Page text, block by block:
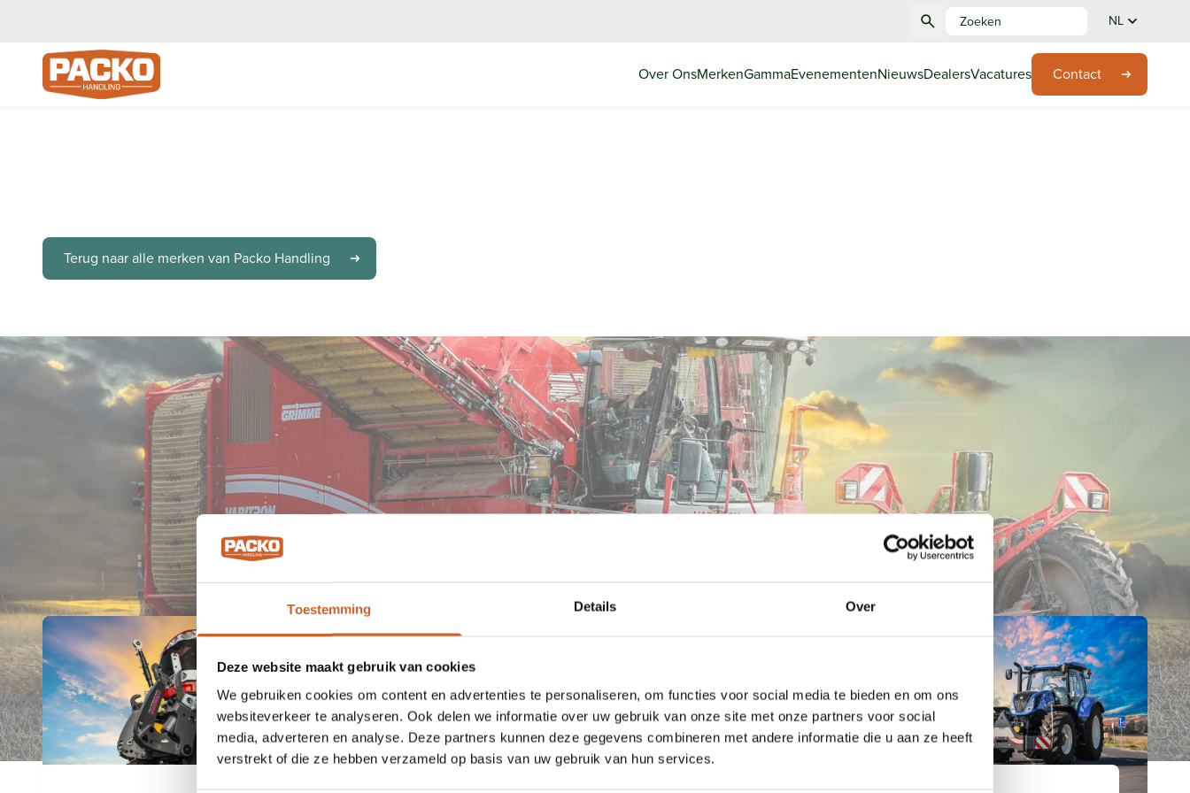
Toestemming Details Over
Deze website maakt gebruik van cookies
We gebruiken cookies om content en advertenties te personaliseren, om functies voor social media te bieden en om ons
websiteverkeer te analyseren. Ook delen we informatie over uw gebruik van onze site met onze partners voor social
media, adverteren en analyse. Deze partners kunnen deze gegevens combineren met andere informatie die u aan ze heeft
verstrekt of die ze hebben verzameld op basis van uw gebruik van hun services.
NL
Over OnsMerkenGammaEvenementenNieuwsDealersVacatures Contact
Terug naar alle merken van Packo Handling